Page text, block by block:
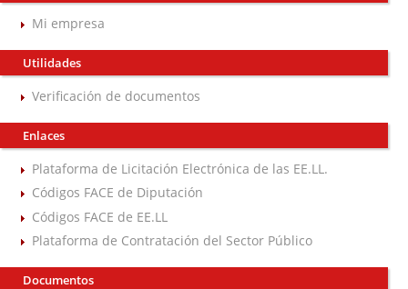
Mi empresa
Utilidades
Verificación de documentos
Enlaces
Plataforma de Licitación Electrónica de las EE.LL.
Códigos FACE de Diputación
Códigos FACE de EE.LL
Plataforma de Contratación del Sector Público
Documentos